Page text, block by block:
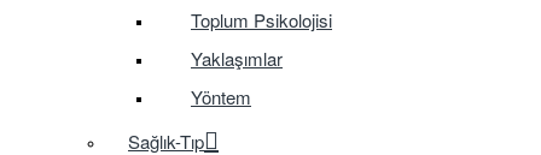
Toplum Psikolojisi
Yaklaşımlar
Yöntem
Sağlık-Tıp